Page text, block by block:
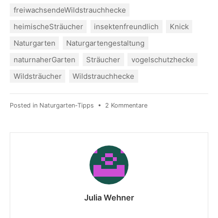
freiwachsendeWildstrauchhecke
heimischeSträucher
insektenfreundlich
Knick
Naturgarten
Naturgartengestaltung
naturnaherGarten
Sträucher
vogelschutzhecke
Wildsträucher
Wildstrauchhecke
Posted in Naturgarten-Tipps • 2 Kommentare
Julia Wehner